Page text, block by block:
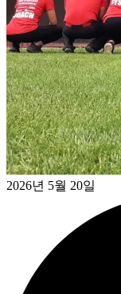
2026년 5월 20일